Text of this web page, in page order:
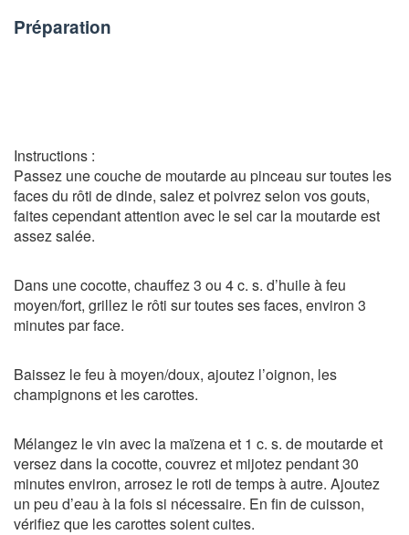
Préparation
Instructions :
Passez une couche de moutarde au pinceau sur toutes les
faces du rôti de dinde, salez et poivrez selon vos gouts,
faites cependant attention avec le sel car la moutarde est
assez salée.
Dans une cocotte, chauffez 3 ou 4 c. s. d’huile à feu
moyen/fort, grillez le rôti sur toutes ses faces, environ 3
minutes par face.
Baissez le feu à moyen/doux, ajoutez l’oignon, les
champignons et les carottes.
Mélangez le vin avec la maïzena et 1 c. s. de moutarde et
versez dans la cocotte, couvrez et mijotez pendant 30
minutes environ, arrosez le roti de temps à autre. Ajoutez
un peu d’eau à la fois si nécessaire. En fin de cuisson,
vérifiez que les carottes soient cuites.